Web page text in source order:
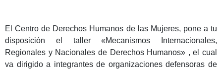
El Centro de Derechos Humanos de las Mujeres, pone a tu
disposición el taller «Mecanismos Internacionales,
Regionales y Nacionales de Derechos Humanos» , el cual
va dirigido a integrantes de organizaciones defensoras de